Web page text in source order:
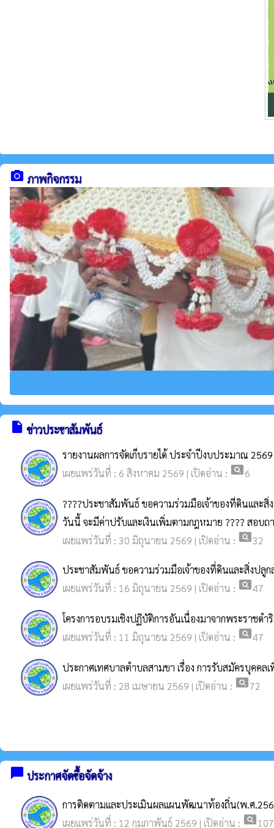
camera_alt ภาพกิจกรรม
insert_drive_file ข่าวประชาสัมพันธ์
รายงานผลการจัดเก็บรายได้ ประจำปีงบประมาณ 2569
เผยแพร่วันที่ : 6 สิงหาคม 2569 | เปิดอ่าน : pageview6
????ประชาสัมพันธ์ ขอความร่วมมือเจ้าของที่ดินและ
วันนี้ จะมีค่าปรับและเงินเพิ่มตามกฎหมาย ???? สอบ
เผยแพร่วันที่ : 30 มิถุนายน 2569 | เปิดอ่าน : pageview32
ประชาสัมพันธ์ ขอความร่วมมือเจ้าของที่ดินและสิ่งปลูก
เผยแพร่วันที่ : 16 มิถุนายน 2569 | เปิดอ่าน : pageview47
โครงการอบรมเชิงปฏิบัติการอันเนื่องมาจากพระราช
เผยแพร่วันที่ : 11 มิถุนายน 2569 | เปิดอ่าน : pageview47
ประกาศเทศบาลตำบลสามขา เรื่อง การรับสมัครบุคคล
เผยแพร่วันที่ : 28 เมษายน 2569 | เปิดอ่าน : pageview72
chat_bubble ประกาศจัดซื้อจัดจ้าง
การติดตามและประเมินผลแผนพัฒนาท้องถิ่น(พ.ศ
เผยแพร่วันที่ : 12 กุมภาพันธ์ 2569 | เปิดอ่าน : pageview107